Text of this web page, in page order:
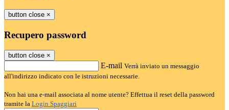
button close ×
Recupero password
button close ×
E-mail Verrà inviato un messaggio
all'indirizzo indicato con le istruzioni necessarie.
Non hai una e-mail associata al nome utente? Effettua il reset della password
tramite la Login Spaggiari